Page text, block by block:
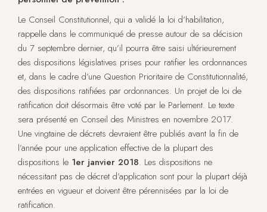
Le Conseil Constitutionnel, qui a validé la loi d’habilitation,
rappelle dans le communiqué de presse autour de sa décision
du 7 septembre dernier, qu’il pourra être saisi ultérieurement
des dispositions législatives prises pour ratifier les ordonnances
et, dans le cadre d’une Question Prioritaire de Constitutionnalité,
des dispositions ratifiées par ordonnances. Un projet de loi de
ratification doit désormais être voté par le Parlement. Le texte
sera présenté en Conseil des Ministres en novembre 2017.
Une vingtaine de décrets devraient être publiés avant la fin de
l’année pour une application effective de la plupart des
dispositions le 1er janvier 2018. Les dispositions ne
nécessitant pas de décret d’application sont pour la plupart déjà
entrées en vigueur et doivent être pérennisées par la loi de
ratification.